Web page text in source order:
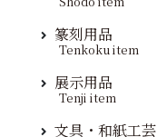
篆刻用品
Tenkoku item
展示用品
Tenji item
文具・和紙工芸